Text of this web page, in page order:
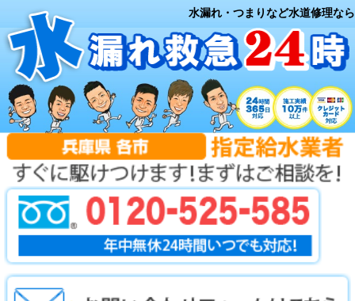
水漏れ・つまりなど水道修理なら